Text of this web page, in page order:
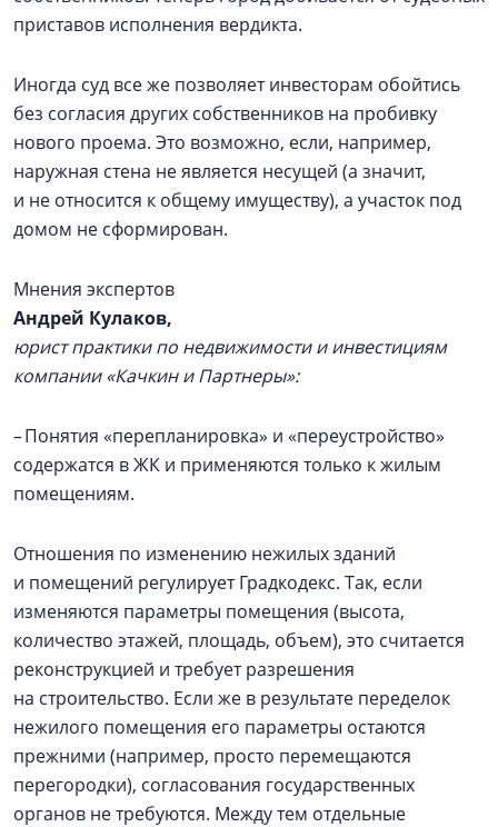
приставов исполнения вердикта.
Иногда суд все же позволяет инвесторам обойтись
без согласия других собственников на пробивку
нового проема. Это возможно, если, например,
наружная стена не является несущей (а значит,
и не относится к общему имуществу), а участок под
домом не сформирован.
Мнения экспертов
Андрей Кулаков,
юрист практики по недвижимости и инвестициям
компании «Качкин и Партнеры»:
– Понятия «перепланировка» и «переустройство»
содержатся в ЖК и применяются только к жилым
помещениям.
Отношения по изменению нежилых зданий
и помещений регулирует Градкодекс. Так, если
изменяются параметры помещения (высота,
количество этажей, площадь, объем), это считается
реконструкцией и требует разрешения
на строительство. Если же в результате переделок
нежилого помещения его параметры остаются
прежними (например, просто перемещаются
перегородки), согласования государственных
органов не требуются. Между тем отдельные